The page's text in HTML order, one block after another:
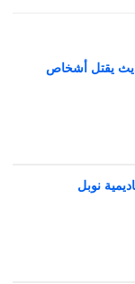
يقتل أشخاص
نوبل